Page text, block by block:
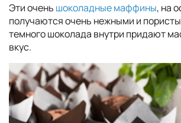
Эти очень шоколадные маффины, на
получаются очень нежными и
темного шоколада внутри придают
вкус.